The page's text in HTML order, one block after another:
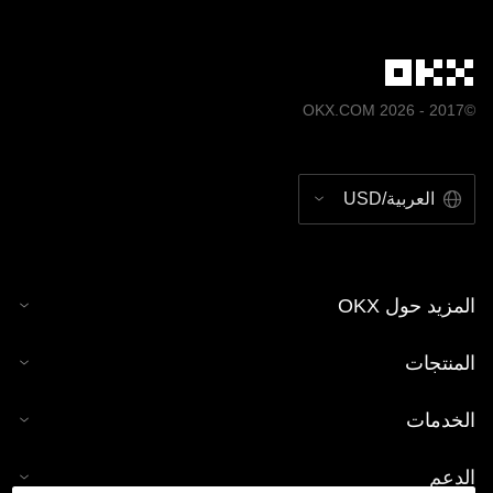
©2017 - 2026 OKX.COM
العربية/USD
المزيد حول OKX
المنتجات
الخدمات
الدعم